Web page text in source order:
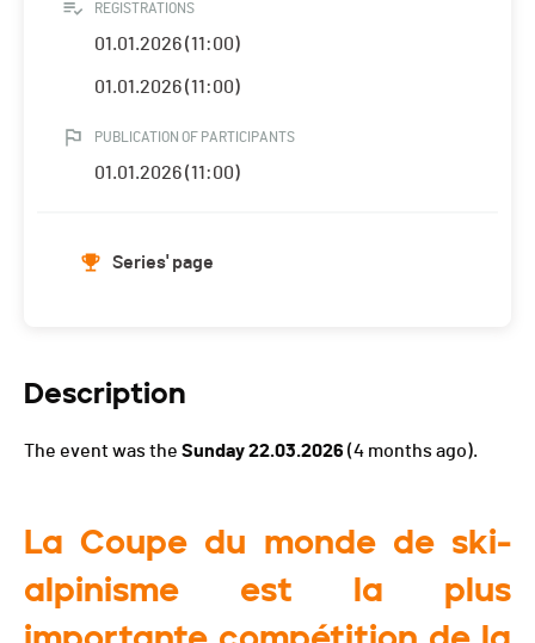
REGISTRATIONS
01.01.2026 (11:00)
01.01.2026 (11:00)
PUBLICATION OF PARTICIPANTS
01.01.2026 (11:00)
Series' page
Description
The event was the Sunday 22.03.2026 (4 months ago).
La Coupe du monde de ski-
alpinisme est la plus